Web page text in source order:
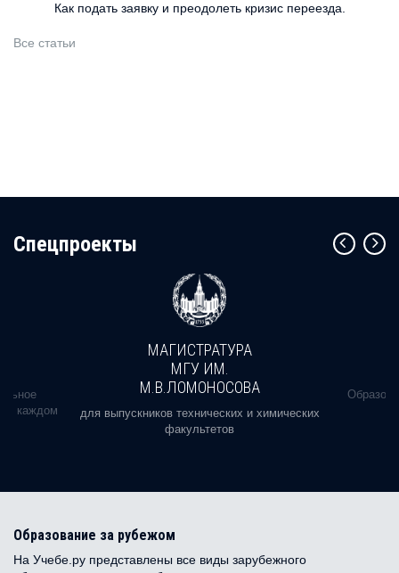
Как подать заявку и преодолеть кризис переезда.
Все статьи
Cпецпроекты
в каждом
МАГИСТРАТУРА
МГУ ИМ.
М.В.ЛОМОНОСОВА
для выпускников технических и химических
факультетов
Образование за рубежом
На Учебе.ру представлены все виды зарубежного